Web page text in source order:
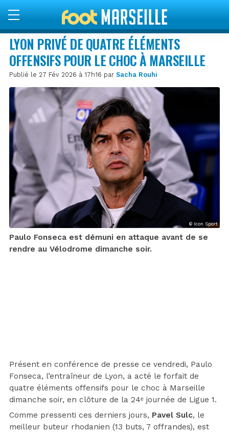
LYON PRIVÉ DE QUATRE ÉLÉMENTS
OFFENSIFS POUR LE CHOC À MARSEILLE
Publié le 27 Fév 2026 à 17h16 par Sacha Rouhi
© Icon Sport
Paulo Fonseca est démuni en attaque avant de se
rendre au Vélodrome dimanche soir.
Présent en conférence de presse ce vendredi, Paulo
Fonseca, l’entraîneur de Lyon, a acté le forfait de
quatre éléments offensifs pour le choc à Marseille
dimanche soir, en clôture de la 24ᵉ journée de Ligue 1.
Comme pressenti ces derniers jours, Pavel Sulc, le
meilleur buteur rhodanien (13 buts, 7 offrandes), est